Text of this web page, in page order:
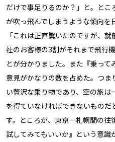
だけで事足りるのか？」と。と
が吹っ飛んでしまうような傾向を
「これは正直驚いたのですが、
社のお客様の3割がそれまで飛行
とが分かりました。また『乗っ
意見がかなりの数を占めた。つ
い贅沢な乗り物であり、空の旅
を得ていなければできないもの
す。ところが、東京―札幌間の往
試してみてもいいか』という意識